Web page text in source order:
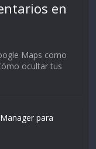
en
Maps como
ocultar tus
para